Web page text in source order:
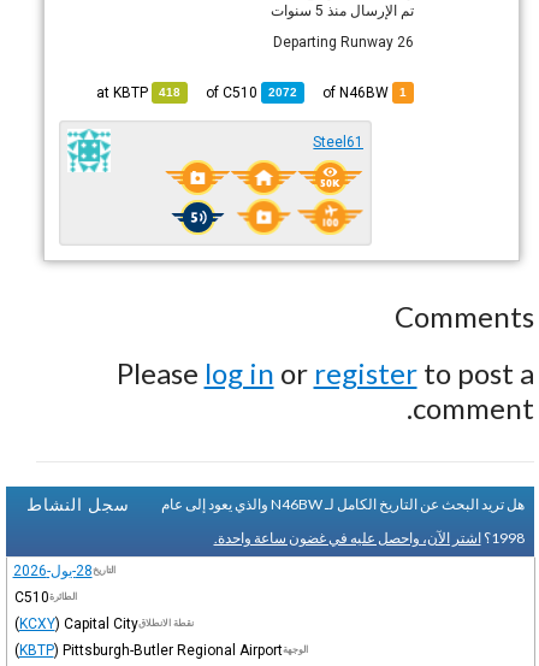
تم الإرسال منذ 5 سنوات
Departing Runway 26
1
2072
C510
418
KBTP
Steel61
Comments
Please log in or registerto post a
comment.
سجل النشاط
هل تريد البحث عن التاريخ الكامل لـ N46BW والذي يعود إلى عام
1998؟ اشتر الآن، واحصل عليه في غضون ساعة واحدة.
التاريخ28-يول-2026
الطائرةC510
نقطة الانطلاقCapital City
(KCXY)
الوجهةPittsburgh-Butler Regional Airport
(KBTP)